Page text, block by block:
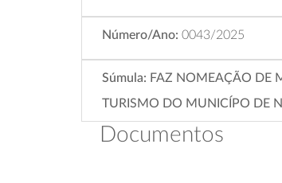
Número/Ano: 0043/2025
Súmula: FAZ NOMEAÇÃO DE
TURISMO DO MUNICÍPO DE
Documentos